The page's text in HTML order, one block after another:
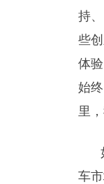
持
些
体
始
里
车